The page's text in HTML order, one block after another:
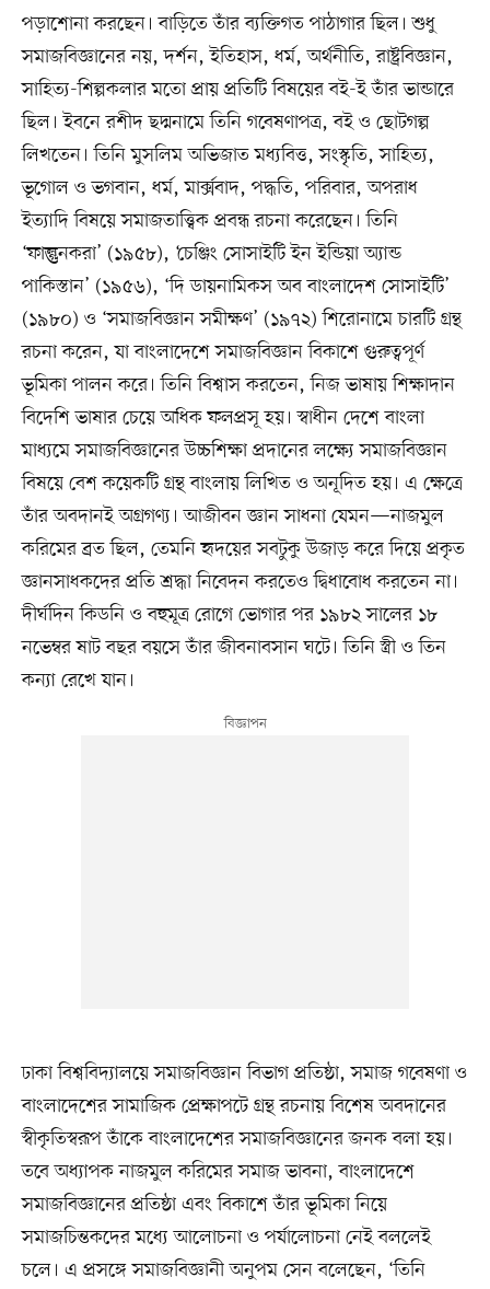
পড়াশোনা করছেন। বাড়িতে তাঁর ব্যক্তিগত পাঠাগার ছিল। শুধু
সমাজবিজ্ঞানের নয়, দর্শন, ইতিহাস, ধর্ম, অর্থনীতি, রাষ্ট্রবিজ্ঞান,
সাহিত্য-শিল্পকলার মতো প্রায় প্রতিটি বিষয়ের বই-ই তাঁর ভান্ডারে
ছিল। ইবনে রশীদ ছদ্মনামে তিনি গবেষণাপত্র, বই ও ছোটগল্প
লিখতেন। তিনি মুসলিম অভিজাত মধ্যবিত্ত, সংস্কৃতি, সাহিত্য,
ভূগোল ও ভগবান, ধর্ম, মার্ক্সবাদ, পদ্ধতি, পরিবার, অপরাধ
ইত্যাদি বিষয়ে সমাজতাত্ত্বিক প্রবন্ধ রচনা করেছেন। তিনি
‘ফাল্গুনকরা’ (১৯৫৮), ‘চেঞ্জিং সোসাইটি ইন ইন্ডিয়া অ্যান্ড
পাকিস্তান’ (১৯৫৬), ‘দি ডায়নামিকস অব বাংলাদেশ সোসাইটি’
(১৯৮০) ও ‘সমাজবিজ্ঞান সমীক্ষণ’ (১৯৭২) শিরোনামে চারটি গ্রন্থ
রচনা করেন, যা বাংলাদেশে সমাজবিজ্ঞান বিকাশে গুরুত্বপূর্ণ
ভূমিকা পালন করে। তিনি বিশ্বাস করতেন, নিজ ভাষায় শিক্ষাদান
বিদেশি ভাষার চেয়ে অধিক ফলপ্রসূ হয়। স্বাধীন দেশে বাংলা
মাধ্যমে সমাজবিজ্ঞানের উচ্চশিক্ষা প্রদানের লক্ষ্যে সমাজবিজ্ঞান
বিষয়ে বেশ কয়েকটি গ্রন্থ বাংলায় লিখিত ও অনূদিত হয়। এ ক্ষেত্রে
তাঁর অবদানই অগ্রগণ্য। আজীবন জ্ঞান সাধনা যেমন—নাজমুল
করিমের ব্রত ছিল, তেমনি হৃদয়ের সবটুকু উজাড় করে দিয়ে প্রকৃত
জ্ঞানসাধকদের প্রতি শ্রদ্ধা নিবেদন করতেও দ্বিধাবোধ করতেন না।
দীর্ঘদিন কিডনি ও বহুমূত্র রোগে ভোগার পর ১৯৮২ সালের ১৮
নভেম্বর ষাট বছর বয়সে তাঁর জীবনাবসান ঘটে। তিনি স্ত্রী ও তিন
কন্যা রেখে যান।
ঢাকা বিশ্ববিদ্যালয়ে সমাজবিজ্ঞান বিভাগ প্রতিষ্ঠা, সমাজ গবেষণা ও
বাংলাদেশের সামাজিক প্রেক্ষাপটে গ্রন্থ রচনায় বিশেষ অবদানের
স্বীকৃতিস্বরূপ তাঁকে বাংলাদেশের সমাজবিজ্ঞানের জনক বলা হয়।
তবে অধ্যাপক নাজমুল করিমের সমাজ ভাবনা, বাংলাদেশে
সমাজবিজ্ঞানের প্রতিষ্ঠা এবং বিকাশে তাঁর ভূমিকা নিয়ে
সমাজচিন্তকদের মধ্যে আলোচনা ও পর্যালোচনা নেই বললেই
চলে। এ প্রসঙ্গে সমাজবিজ্ঞানী অনুপম সেন বলেছেন, ‘তিনি